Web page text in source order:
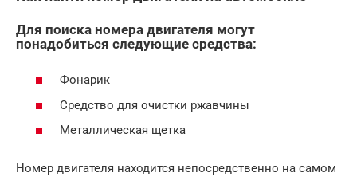
Для поиска номера двигателя могут
понадобиться следующие средства:
Фонарик
Средство для очистки ржавчины
Металлическая щетка
Номер двигателя находится непосредственно на самом